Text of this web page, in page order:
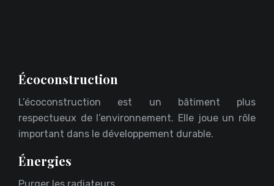
Écoconstruction
L’écoconstruction est un bâtiment plus
respectueux de l’environnement. Elle joue un rôle
important dans le développement durable.
Énergies